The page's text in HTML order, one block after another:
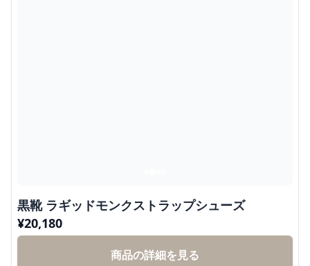
黒靴 ラギッドモンクストラップシューズ
¥20,180
商品の詳細を見る